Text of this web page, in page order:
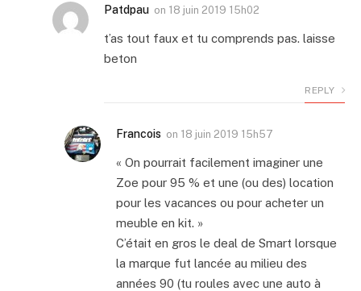
Patdpau on 18 juin 2019 15h02
t’as tout faux et tu comprends pas. laisse
beton
REPLY
Francois on 18 juin 2019 15h57
« On pourrait facilement imaginer une
Zoe pour 95 % et une (ou des) location
pour les vacances ou pour acheter un
meuble en kit. »
C’était en gros le deal de Smart lorsque
la marque fut lancée au milieu des
années 90 (tu roules avec une auto à